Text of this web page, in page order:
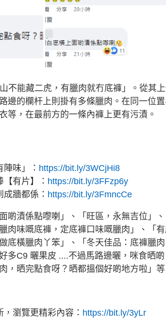
不能藏二虎，有臘肉就冇底褲」。從其
邊的欄杆上則掛有多條臘肉。在同一位
等，在最前方的一條內褲上更有污漬。
味」： https://bit.ly/3WCjHi8
有片】： https://bit.ly/3FFzp6y
牆都係： https://bit.ly/3FmncCe
啲漬係點嚟喇」、「旺區，永無吉位」、
肉味嘅底褲，定底褲口味嘅臘肉」、「
底橫臘肉丫笨」、「冬天佳品：底褲臘肉
多C9 曬果皮 ....不過馬路邊曬，咪食晒啲
，晒完點食呀？晒都搵個好啲地方啦」等
瀏覽更精彩內容： https://bit.ly/3yLr